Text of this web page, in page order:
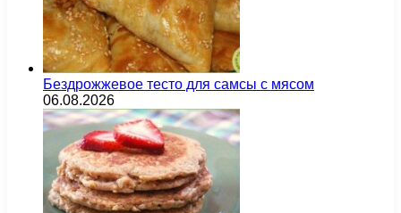
Бездрожжевое тесто для самсы с мясом
06.08.2026